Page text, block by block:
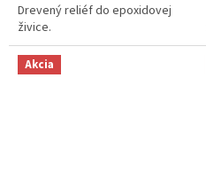
Drevený reliéf do epoxidovej
živice.
Akcia